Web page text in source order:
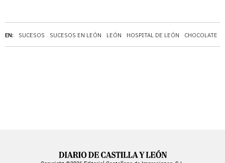
EN: SUCESOS SUCESOS EN LEÓN LEÓN HOSPITAL DE LEÓN CHOCOLATE